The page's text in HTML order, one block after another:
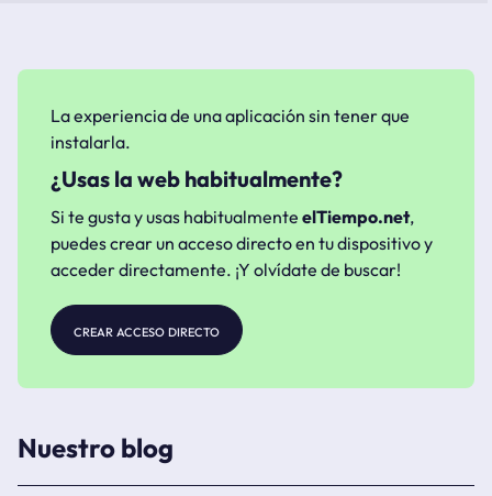
La experiencia de una aplicación sin tener que
instalarla.
¿Usas la web habitualmente?
Si te gusta y usas habitualmente elTiempo.net,
puedes crear un acceso directo en tu dispositivo y
acceder directamente. ¡Y olvídate de buscar!
crear acceso directo
Nuestro blog